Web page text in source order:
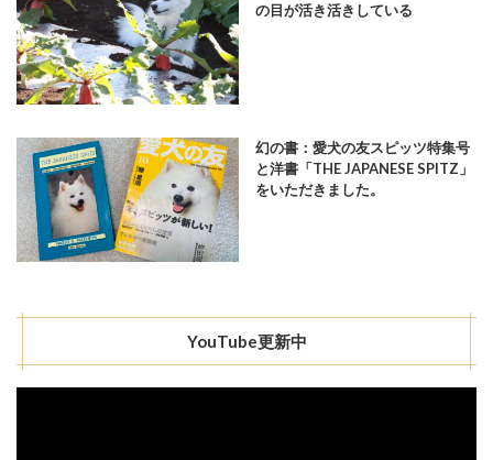
の目が活き活きしている
幻の書：愛犬の友スピッツ特集号
と洋書「THE JAPANESE SPITZ」
をいただきました。
YouTube更新中